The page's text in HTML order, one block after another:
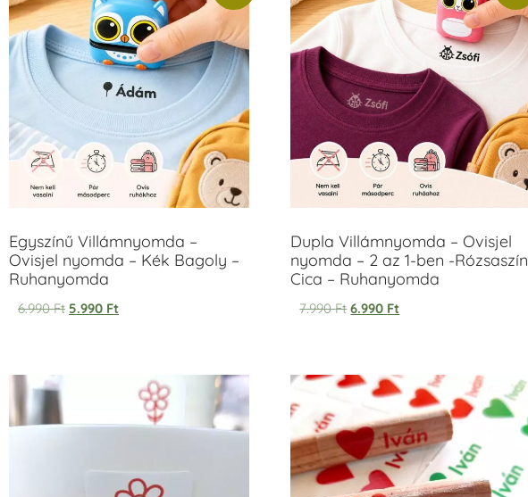
Egyszínű Villámnyomda –
Ovisjel nyomda – Kék Bagoly –
Ruhanyomda
6.990Ft 5.990 Ft
Dupla Villámnyomda – Ovisjel
nyomda – 2 az 1-ben -Rózsaszín
Cica – Ruhanyomda
7.990Ft 6.990 Ft